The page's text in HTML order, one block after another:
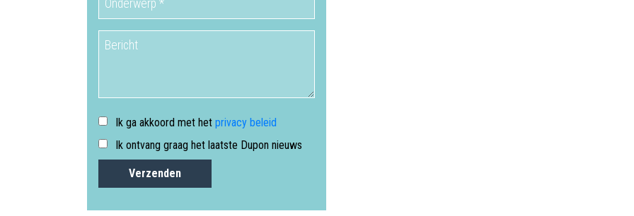
Ik ga akkoord met het privacy beleid
Ik ontvang graag het laatste Dupon nieuws